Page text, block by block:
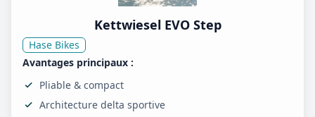
Kettwiesel EVO Step
Hase Bikes
Avantages principaux :
Pliable & compact
Architecture delta sportive